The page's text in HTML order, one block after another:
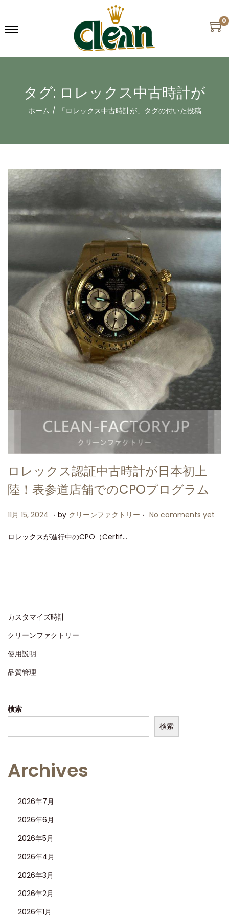
0
タグ: ロレックス中古時計が
ホーム / 「ロレックス中古時計が」タグの付いた投稿
ロレックス認証中古時計が日本初上
陸！表参道店舗でのCPOプログラム
P
s
n
11月 15, 2024
月
0
4
. by クリーンファクトリー . No comments yet
ロレックスが進行中のCPO（Certif…
カスタマイズ時計
クリーンファクトリー
使用説明
品質管理
検索
検索
Archives
2026年7月
2026年6月
2026年5月
2026年4月
2026年3月
2026年2月
2026年1月